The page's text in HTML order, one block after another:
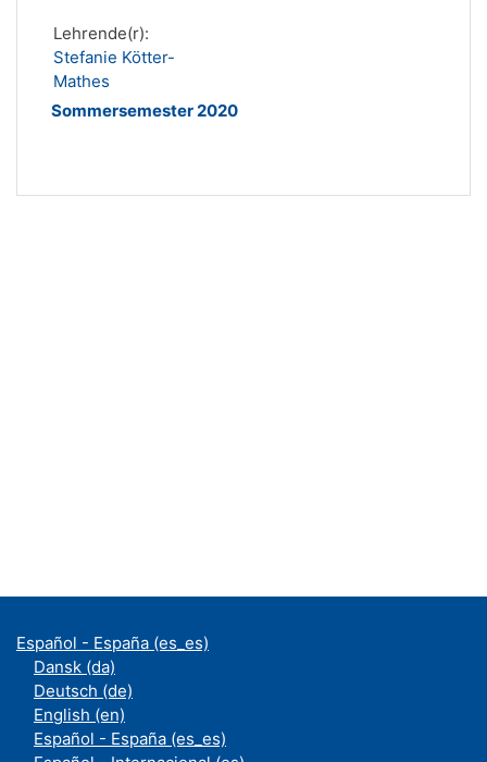
Lehrende(r):
Stefanie Kötter-
Mathes
Sommersemester 2020
Español - España ‎(es_es)‎
Dansk ‎(da)‎
Deutsch ‎(de)‎
English ‎(en)‎
Español - España ‎(es_es)‎